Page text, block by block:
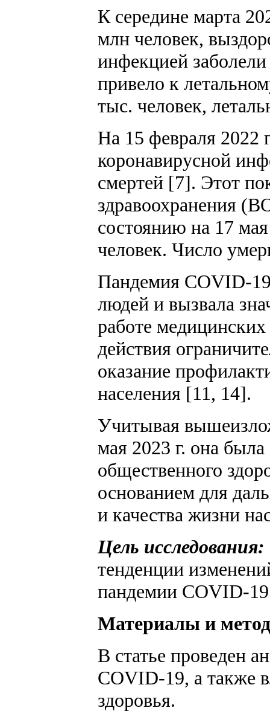
К середине марта
млн человек,
инфекцией
привело к
тыс. человек,
На 15 февраля 2022
коронавирусной
смертей [7]. Этот
здравоохранения
состоянию на 17
человек. Число
Пандемия COVID-19
людей и вызвала
работе
действия
оказание
населения [11, 14].
Учитывая
мая 2023 г. она
общественного
основанием для
и качества жизни
Цель исследования:
тенденции
пандемии COVID-
Материалы и
В статье проведен
COVID-19, а также
здоровья.